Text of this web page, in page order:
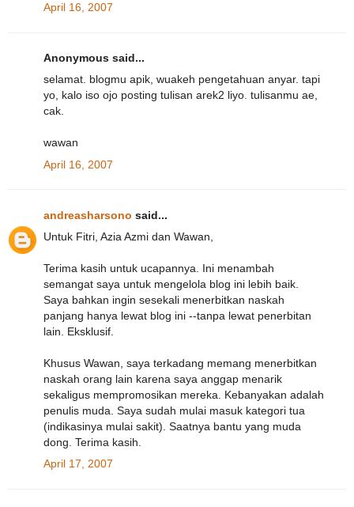
April 16, 2007
Anonymous said...
selamat. blogmu apik, wuakeh pengetahuan anyar. tapi
yo, kalo iso ojo posting tulisan arek2 liyo. tulisanmu ae,
cak.
wawan
April 16, 2007
andreasharsono said...
Untuk Fitri, Azia Azmi dan Wawan,
Terima kasih untuk ucapannya. Ini menambah
semangat saya untuk mengelola blog ini lebih baik.
Saya bahkan ingin sesekali menerbitkan naskah
panjang hanya lewat blog ini --tanpa lewat penerbitan
lain. Eksklusif.
Khusus Wawan, saya terkadang memang menerbitkan
naskah orang lain karena saya anggap menarik
sekaligus mempromosikan mereka. Kebanyakan adalah
penulis muda. Saya sudah mulai masuk kategori tua
(indikasinya mulai sakit). Saatnya bantu yang muda
dong. Terima kasih.
April 17, 2007